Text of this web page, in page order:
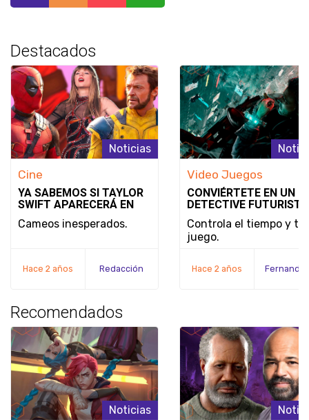
Destacados
Noticias
Cine
YA SABEMOS SI TAYLOR
SWIFT APARECERÁ EN
DEADPOOL & WOLVERINE
Cameos inesperados.
Hace 2 años Redacción
Video Juegos
CONVIÉRTETE EN UN
DETECTIVE
SE REVELA EL MODO
JUEGO Y LA FECHA DE
LANZAMIENTO DE
Controla el tiempo y tu
juego.
Hace 2 años
Recomendados
Noticias